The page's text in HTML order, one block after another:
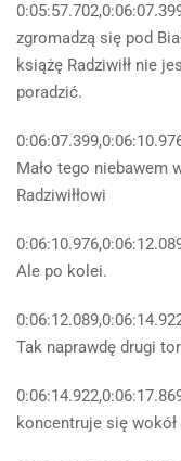
zgromadzą się pod
książę Radziwiłł nie
poradzić.
Mało tego niebawem
Radziwiłłowi
Ale po kolei.
Tak naprawdę drugi
koncentruje się